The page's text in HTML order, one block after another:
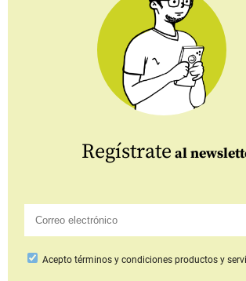
Regístrate al
Aceptotérminos y condiciones productos y